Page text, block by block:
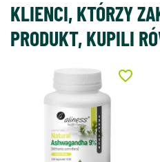
KLIENCI, KTÓRZY
PRODUKT, KUPILI
favorite_border